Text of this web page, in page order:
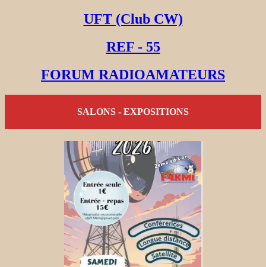
UFT (Club CW)
REF - 55
FORUM RADIOAMATEURS
SALONS - EXPOSITIONS